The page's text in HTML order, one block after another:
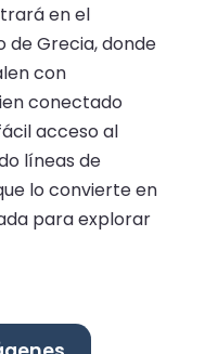
en el
Grecia, donde
con
conectado
acceso al
líneas de
lo convierte en
para explorar